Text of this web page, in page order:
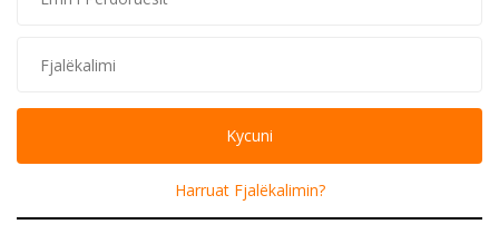
Harruat Fjalëkalimin?